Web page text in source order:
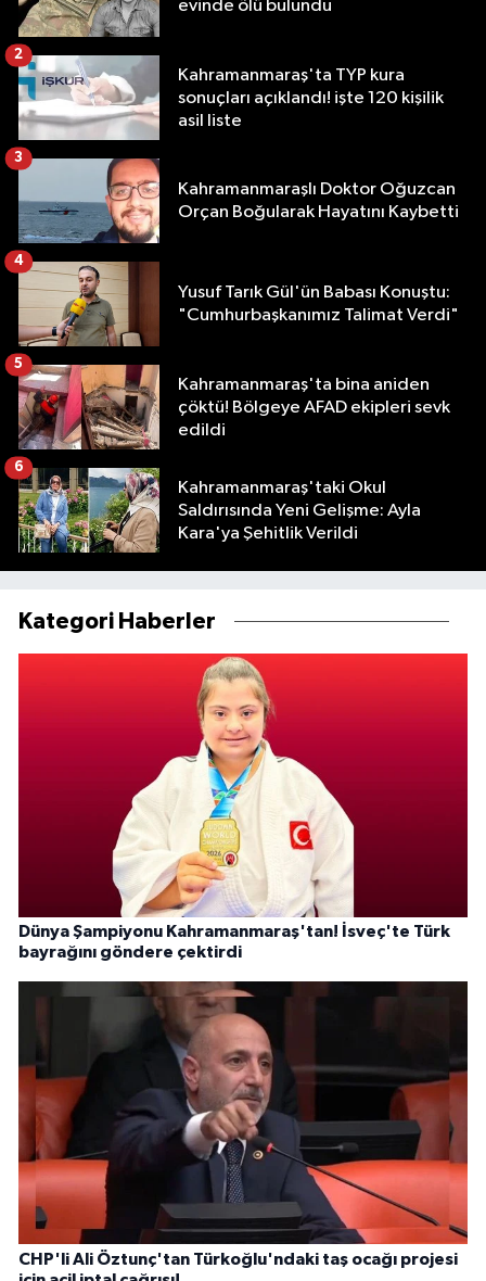
evinde ölü bulundu
Kahramanmaraş'ta TYP kura
sonuçları açıklandı! işte 120 kişilik
asil liste
2
Kahramanmaraşlı Doktor Oğuzcan
Orçan Boğularak Hayatını Kaybetti
3
Yusuf Tarık Gül'ün Babası Konuştu:
"Cumhurbaşkanımız Talimat Verdi"
4
Kahramanmaraş'ta bina aniden
çöktü! Bölgeye AFAD ekipleri sevk
edildi
5
Kahramanmaraş'taki Okul
Saldırısında Yeni Gelişme: Ayla
Kara'ya Şehitlik Verildi
6
Kategori Haberler
Dünya Şampiyonu Kahramanmaraş'tan! İsveç'te Türk
bayrağını göndere çektirdi
CHP'li Ali Öztunç'tan Türkoğlu'ndaki taş ocağı projesi